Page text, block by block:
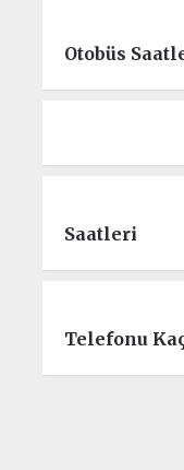
Otobüs
Saatleri
Telefonu